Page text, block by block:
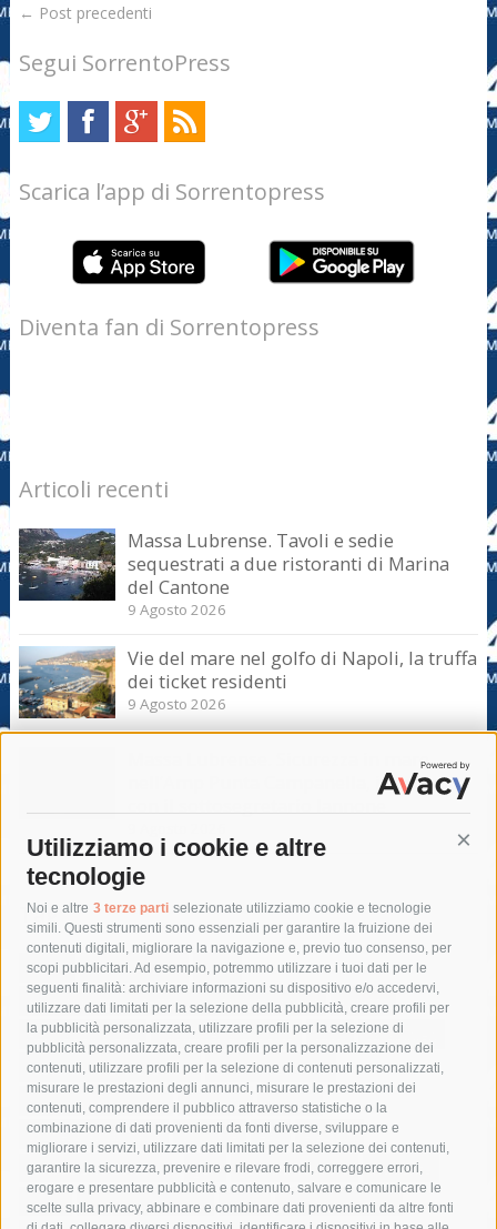
Utilizziamo i cookie e altre
tecnologie
Noi e altre 3 terze parti selezionate utilizziamo cookie e tecnologie
simili. Questi strumenti sono essenziali per garantire la fruizione dei
contenuti digitali, migliorare la navigazione e, previo tuo consenso, per
scopi pubblicitari. Ad esempio, potremmo utilizzare i tuoi dati per le
seguenti finalità: archiviare informazioni su dispositivo e/o accedervi,
utilizzare dati limitati per la selezione della pubblicità, creare profili per
la pubblicità personalizzata, utilizzare profili per la selezione di
pubblicità personalizzata, creare profili per la personalizzazione dei
contenuti, utilizzare profili per la selezione di contenuti personalizzati,
misurare le prestazioni degli annunci, misurare le prestazioni dei
contenuti, comprendere il pubblico attraverso statistiche o la
combinazione di dati provenienti da fonti diverse, sviluppare e
migliorare i servizi, utilizzare dati limitati per la selezione dei contenuti,
garantire la sicurezza, prevenire e rilevare frodi, correggere errori,
erogare e presentare pubblicità e contenuto, salvare e comunicare le
scelte sulla privacy, abbinare e combinare dati provenienti da altre fonti
← Post precedenti
Segui SorrentoPress
Scarica l’app di Sorrentopress
Diventa fan di Sorrentopress
Articoli recenti
Massa Lubrense. Tavoli e sedie
sequestrati a due ristoranti di Marina
del Cantone
9 Agosto 2026
Vie del mare nel golfo di Napoli, la truffa
dei ticket residenti
9 Agosto 2026
Massa Lubrense. Sicurezza in mare
nell’Amp Punta Campanella, incontro
Tag
acqua allerta meteo
anas
area marina protetta di punta campanella
arresto
Asl Napoli 3 sud
capitaneria di porto capri
carabinieri
castellammare di stabia
circumvesuviana
comune di sorrento
concerto
contagi
costiera amalfitana
covid-19 eav
elezioni
fondazione sorrento
gori guardia costiera
incidente
lavori
lorenzo balducelli mare
massa lubrense